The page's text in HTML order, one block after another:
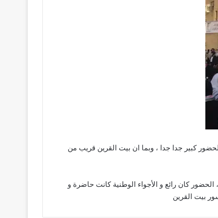
كبير جدا جدا ، وبما ان بيت القرين قريب من
كان رائع و الأجواء الوطنية كانت حاضرة و
بيت القرين